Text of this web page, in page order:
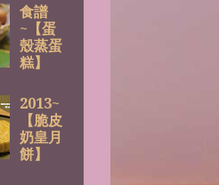
食譜
~【蛋
殼蒸蛋
糕】
2013~
【脆皮
奶皇月
餅】